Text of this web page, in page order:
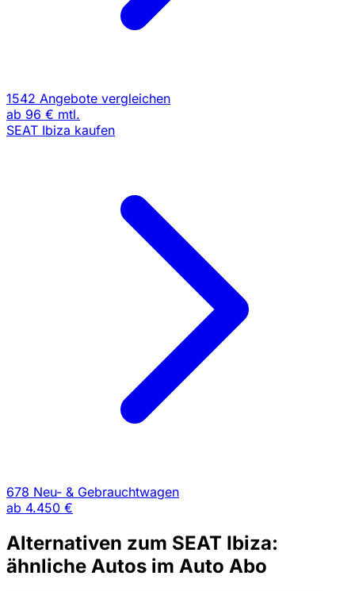
1542 Angebote vergleichen
ab 96 € mtl.
SEAT Ibiza kaufen
678 Neu- & Gebrauchtwagen
ab 4.450 €
Alternativen zum SEAT Ibiza:
ähnliche Autos im Auto Abo